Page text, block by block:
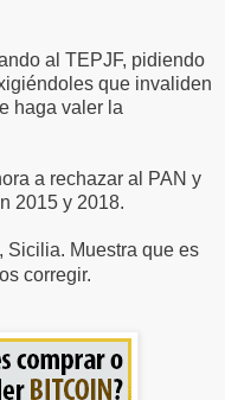
al TEPJF, pidiendo
que invaliden
haga valer la
a rechazar al PAN y
2015 y 2018.
Sicilia. Muestra que es
corregir.